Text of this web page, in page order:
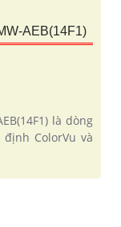
AEB(14F1)
là dòng
ColorVu và